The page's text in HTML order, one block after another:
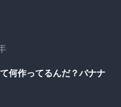
何作ってるんだ？バナナ